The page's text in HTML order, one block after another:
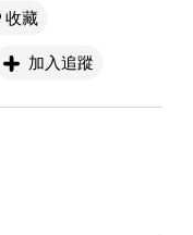
收藏
加入追蹤